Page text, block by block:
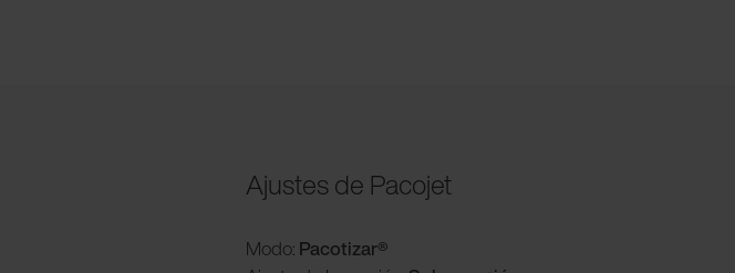
Ajustes de Pacojet
Modo: Pacotizar®